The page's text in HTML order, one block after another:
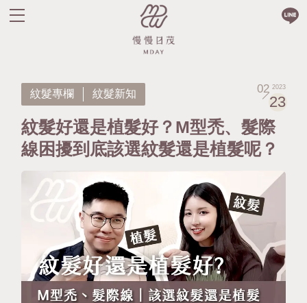
紋髮專欄 紋髮新知
紋髮好還是植髮好？M型禿、髮際
線困擾到底該選紋髮還是植髮呢？
02
23
2023